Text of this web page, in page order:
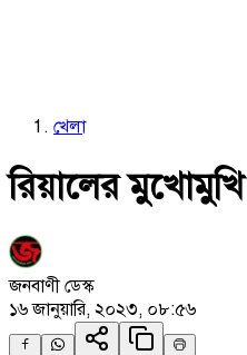
খেলা
রিয়ালের মুখোমুখি
জনবাণী ডেস্ক
১৬ জানুয়ারি, ২০২৩, ০৮:৫৬